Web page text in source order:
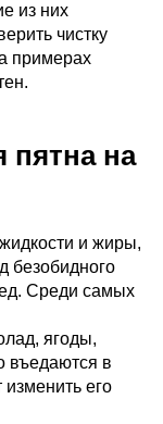
из них
чистку
примерах
пятна на
и жиры,
безобидного
Среди самых
ягоды,
въедаются в
изменить его